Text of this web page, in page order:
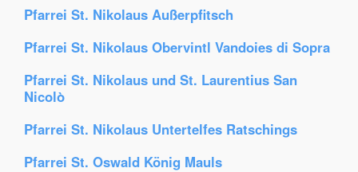
Pfarrei St. Nikolaus Außerpfitsch
Pfarrei St. Nikolaus Obervintl Vandoies di Sopra
Pfarrei St. Nikolaus und St. Laurentius San
Nicolò
Pfarrei St. Nikolaus Untertelfes Ratschings
Pfarrei St. Oswald König Mauls